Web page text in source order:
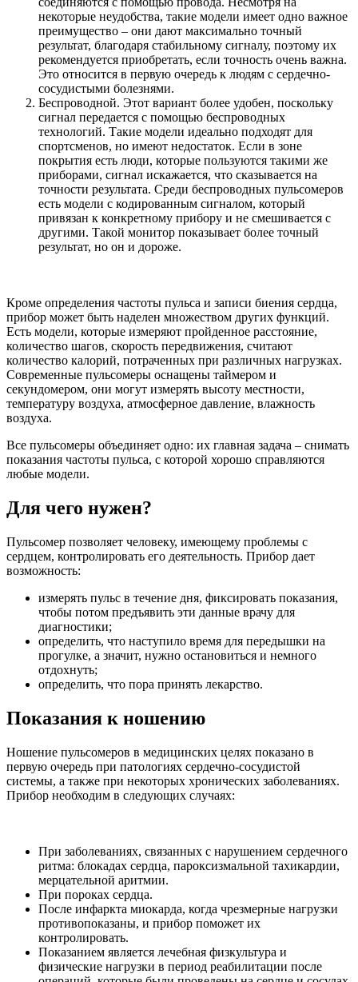
некоторые неудобства, такие модели имеет одно важное
преимущество – они дают максимально точный
результат, благодаря стабильному сигналу, поэтому их
рекомендуется приобретать, если точность очень важна.
Это относится в первую очередь к людям с сердечно-
сосудистыми болезнями.
Беспроводной. Этот вариант более удобен, поскольку
сигнал передается с помощью беспроводных
технологий. Такие модели идеально подходят для
спортсменов, но имеют недостаток. Если в зоне
покрытия есть люди, которые пользуются такими же
приборами, сигнал искажается, что сказывается на
точности результата. Среди беспроводных пульсомеров
есть модели с кодированным сигналом, который
привязан к конкретному прибору и не смешивается с
другими. Такой монитор показывает более точный
результат, но он и дороже.
Кроме определения частоты пульса и записи биения сердца,
прибор может быть наделен множеством других функций.
Есть модели, которые измеряют пройденное расстояние,
количество шагов, скорость передвижения, считают
количество калорий, потраченных при различных нагрузках.
Современные пульсомеры оснащены таймером и
секундомером, они могут измерять высоту местности,
температуру воздуха, атмосферное давление, влажность
воздуха.
Все пульсомеры объединяет одно: их главная задача – снимать
показания частоты пульса, с которой хорошо справляются
любые модели.
Для чего нужен?
Пульсомер позволяет человеку, имеющему проблемы с
сердцем, контролировать его деятельность. Прибор дает
возможность:
измерять пульс в течение дня, фиксировать показания,
чтобы потом предъявить эти данные врачу для
диагностики;
определить, что наступило время для передышки на
прогулке, а значит, нужно остановиться и немного
отдохнуть;
определить, что пора принять лекарство.
Показания к ношению
Ношение пульсомеров в медицинских целях показано в
первую очередь при патологиях сердечно-сосудистой
системы, а также при некоторых хронических заболеваниях.
Прибор необходим в следующих случаях:
При заболеваниях, связанных с нарушением сердечного
ритма: блокадах сердца, пароксизмальной тахикардии,
мерцательной аритмии.
При пороках сердца.
После инфаркта миокарда, когда чрезмерные нагрузки
противопоказаны, и прибор поможет их
контролировать.
Показанием является лечебная физкультура и
физические нагрузки в период реабилитации после